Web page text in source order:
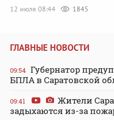
12 июля 08:44
1845
ГЛАВНЫЕ НОВОСТИ
09:54 Губернатор
БПЛА в Саратовской
09:41
Жители
задыхаются из-за